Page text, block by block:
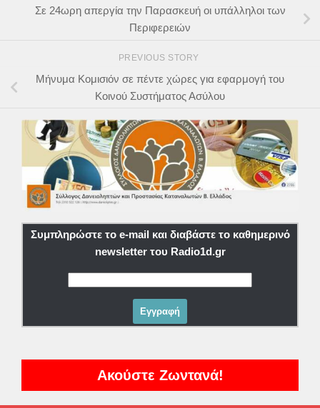
Σε 24ωρη απεργία την Παρασκευή οι υπάλληλοι των
Περιφερειών
PREVIOUS STORY
Μήνυμα Κομισιόν σε πέντε χώρες για εφαρμογή του
Κοινού Συστήματος Ασύλου
Συμπληρώστε το e-mail και διαβάστε το καθημερινό
newsletter του Radio1d.gr
Ακούστε Ζωντανά!